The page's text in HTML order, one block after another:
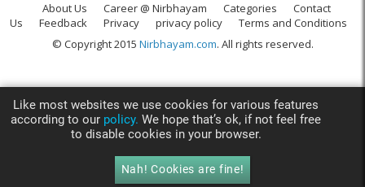
About Us Career @ Nirbhayam Categories
Contact
Us
Feedback Privacy privacy policy
Terms and Conditions
© Copyright 2015 Nirbhayam.com. All rights reserved.
Like most websites we use cookies for various features
according to our policy. We hope that’s ok, if not feel free
to disable cookies in your browser.
Nah! Cookies are fine!